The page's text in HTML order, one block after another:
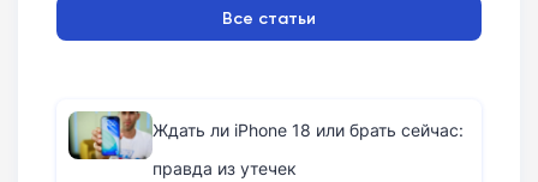
Все статьи
Ждать ли iPhone 18 или брать сейчас:
правда из утечек